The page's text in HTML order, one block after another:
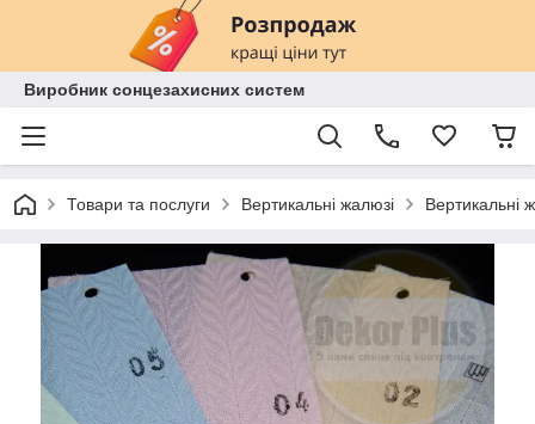
Виробник сонцезахисних систем
Товари та послуги Вертикальні жалюзі Вертикальні